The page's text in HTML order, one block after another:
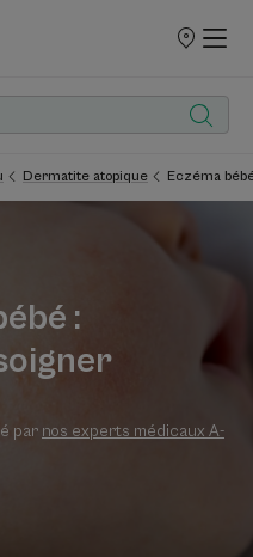
POINTS
Dermatite atopique Eczéma
:
par nos experts médicaux A-